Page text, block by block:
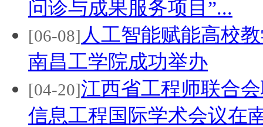
问诊与成果服务项目”...
[06-08] 人工智能赋能高校
南昌工学院成功举办
[04-20]江西省工程师联合
信息工程国际学术会议在